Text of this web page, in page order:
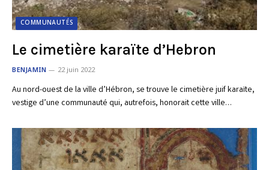
COMMUNAUTÉS
Le cimetière karaïte d’Hebron
BENJAMIN 22 juin 2022
Au nord-ouest de la ville d’Hébron, se trouve le cimetière juif karaïte,
vestige d’une communauté qui, autrefois, honorait cette ville…